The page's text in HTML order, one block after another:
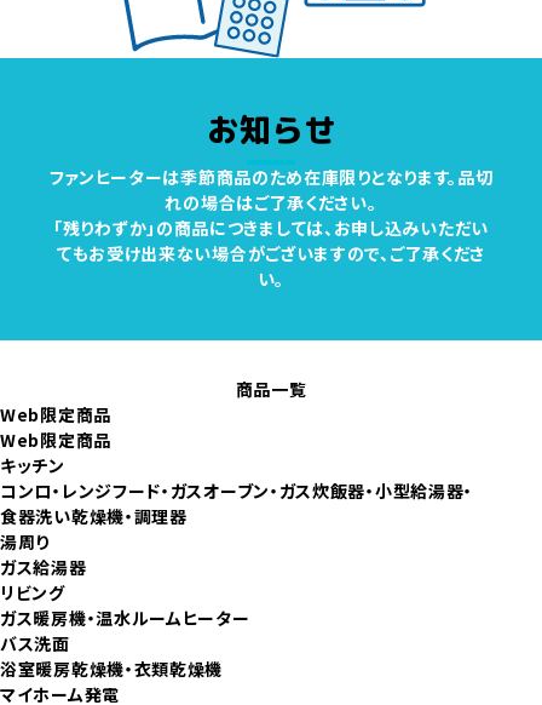
お知らせ
ファンヒーターは季節商品のため在庫限りとなります。品切
れの場合はご了承ください。
「残りわずか」の商品につきましては、お申し込みいただい
てもお受け出来ない場合がございますので、ご了承くださ
い。
商品一覧
Web限定商品
Web限定商品
キッチン
コンロ レンジフード ガスオーブン ガス炊飯器 小型給湯器
食器洗い乾燥機 調理器
湯周り
ガス給湯器
リビング
ガス暖房機 温水ルームヒーター
バス洗面
浴室暖房乾燥機 衣類乾燥機
マイホーム発電